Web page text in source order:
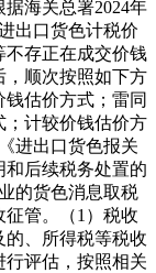
海关总署2024年
出口货色计税价
不存正在成交价钱
，顺次按照如下方
估价方式；雷同
；计较价钱估价方
进出口货色报关
后续税务处置的
的货色消息取税
管。（1）税收
、所得税等税收
评估，按照相关